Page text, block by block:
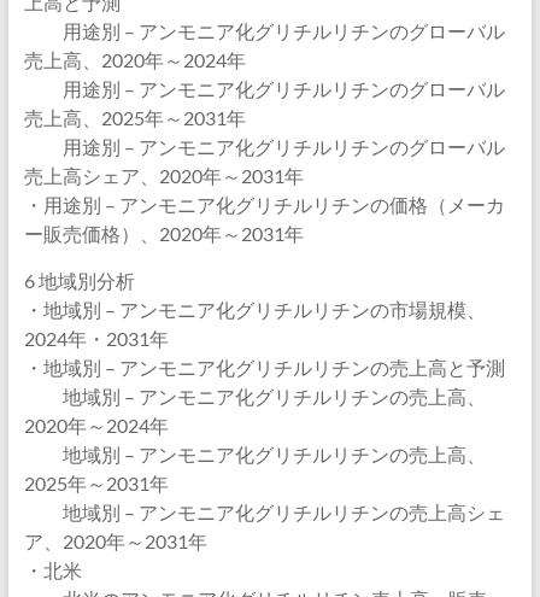
用途別 – アンモニア化グリチルリチンのグローバル
売上高、2020年～2024年
用途別 – アンモニア化グリチルリチンのグローバル
売上高、2025年～2031年
用途別 – アンモニア化グリチルリチンのグローバル
売上高シェア、2020年～2031年
・用途別 – アンモニア化グリチルリチンの価格（メーカ
ー販売価格）、2020年～2031年
6 地域別分析
・地域別 – アンモニア化グリチルリチンの市場規模、
2024年・2031年
・地域別 – アンモニア化グリチルリチンの売上高と予測
地域別 – アンモニア化グリチルリチンの売上高、
2020年～2024年
地域別 – アンモニア化グリチルリチンの売上高、
2025年～2031年
地域別 – アンモニア化グリチルリチンの売上高シェ
ア、2020年～2031年
・北米